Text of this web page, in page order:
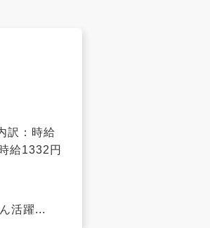
訳：時給
給1332円
活躍...